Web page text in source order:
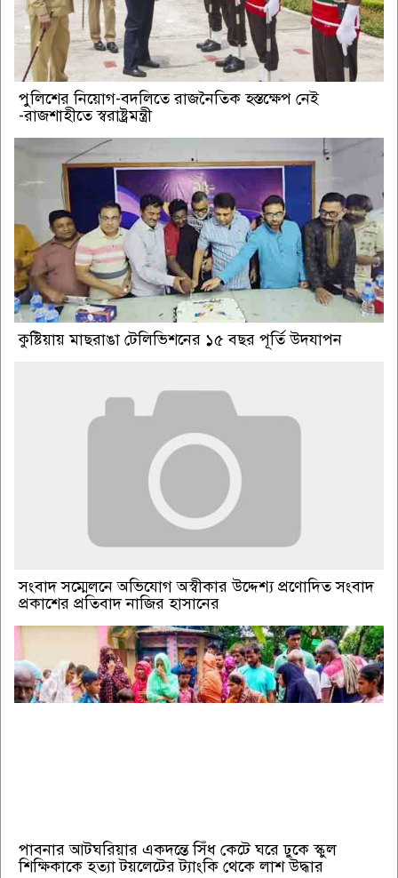
পুলিশের নিয়োগ-বদলিতে রাজনৈতিক হস্তক্ষেপ নেই
-রাজশাহীতে স্বরাষ্ট্রমন্ত্রী
কুষ্টিয়ায় মাছরাঙা টেলিভিশনের ১৫ বছর পূর্তি উদযাপন
সংবাদ সম্মেলনে অভিযোগ অস্বীকার উদ্দেশ্য প্রণোদিত সংবাদ
প্রকাশের প্রতিবাদ নাজির হাসানের
পাবনার আটঘরিয়ার একদন্তে সিঁধ কেটে ঘরে ঢুকে স্কুল
শিক্ষিকাকে হত্যা টয়লেটের ট্যাংকি থেকে লাশ উদ্ধার